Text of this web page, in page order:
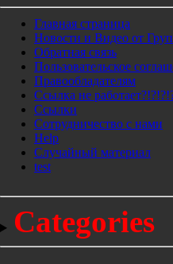
Главная страница
Новости и Видео от
Обратная связь
Пользовательское
Правообладателям
Ссылка не
Ссылки
Сотрудничество с нами
Help
Cлучайный материал
test
Categories